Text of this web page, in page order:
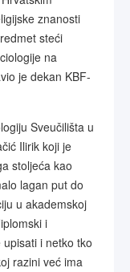
znanosti
steći
na
je dekan KBF-
Sveučilišta u
Ilirik koji je
stoljeća kao
lagan put do
u akademskoj
i
i netko tko
razini već ima